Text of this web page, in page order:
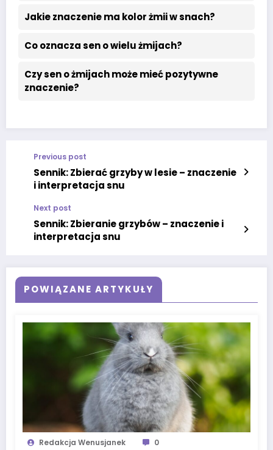
Jakie znaczenie ma kolor żmii w snach?
Co oznacza sen o wielu żmijach?
Czy sen o żmijach może mieć pozytywne
znaczenie?
Previous post
Sennik: Zbierać grzyby w lesie – znaczenie
i interpretacja snu
Next post
Sennik: Zbieranie grzybów – znaczenie i
interpretacja snu
POWIĄZANE ARTYKUŁY
Redakcja Wenusjanek 0